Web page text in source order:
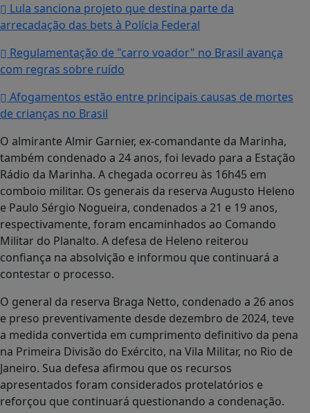
Lula sanciona projeto que destina parte da
arrecadação das bets à Polícia Federal
Regulamentação de "carro voador" no Brasil avança
com regras sobre ruído
Afogamentos estão entre principais causas de mortes
de crianças no Brasil
O almirante Almir Garnier, ex-comandante da Marinha,
também condenado a 24 anos, foi levado para a Estação
Rádio da Marinha. A chegada ocorreu às 16h45 em
comboio militar. Os generais da reserva Augusto Heleno
e Paulo Sérgio Nogueira, condenados a 21 e 19 anos,
respectivamente, foram encaminhados ao Comando
Militar do Planalto. A defesa de Heleno reiterou
confiança na absolvição e informou que continuará a
contestar o processo.
O general da reserva Braga Netto, condenado a 26 anos
e preso preventivamente desde dezembro de 2024, teve
a medida convertida em cumprimento definitivo da pena
na Primeira Divisão do Exército, na Vila Militar, no Rio de
Janeiro. Sua defesa afirmou que os recursos
apresentados foram considerados protelatórios e
reforçou que continuará questionando a condenação.